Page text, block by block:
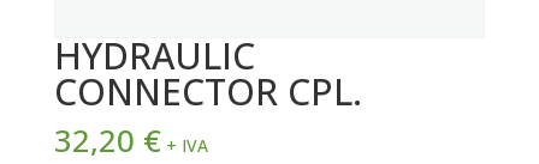
HYDRAULIC
CONNECTOR CPL.
32,20 € + IVA